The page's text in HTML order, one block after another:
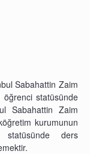
Sabahattin Zaim
öğrenci statüsünde
Sabahattin Zaim
kurumunun
statüsünde ders